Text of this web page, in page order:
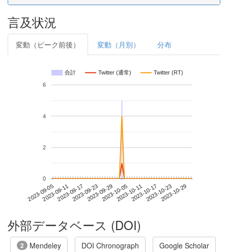
言及状況
変動（ピーク前後） 変動（月別） 分布
合計 Twitter (通常) Twitter (RT)
2023-09-052023-09-112023-09-172023-09-232023-09-292023-10-052023-10-112023-10-172023-10-232023-10-29
0
2
4
6
外部データベース (DOI)
2 Mendeley DOI Chronograph Google Scholar